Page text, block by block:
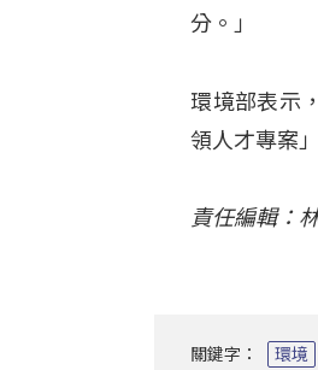
分。」
環境部表示
領人才專案
責任編輯：
關鍵字： 環境